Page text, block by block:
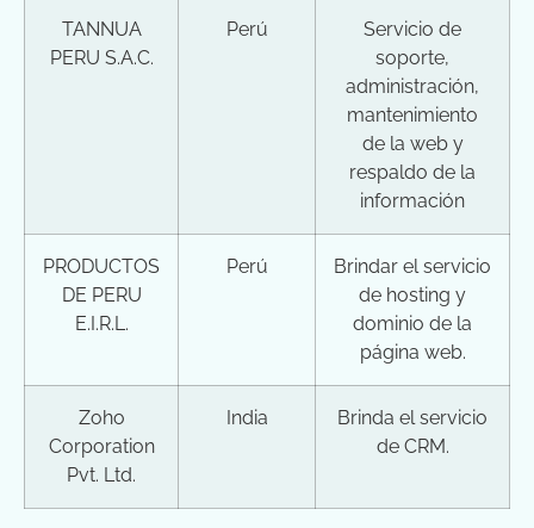
TANNUA
PERU S.A.C.
Perú
Servicio de
soporte,
administración,
mantenimiento
de la web y
respaldo de la
información
PRODUCTOS
DE PERU
E.I.R.L.
Perú
Brindar el servicio
de hosting y
dominio de la
página web.
Zoho
Corporation
Pvt. Ltd.
India
Brinda el servicio
de CRM.